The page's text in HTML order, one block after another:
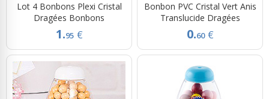
Lot 4 Bonbons Plexi Cristal
Dragées Bonbons
1.95 €
Bonbon PVC Cristal Vert Anis
Translucide Dragées
0.60 €